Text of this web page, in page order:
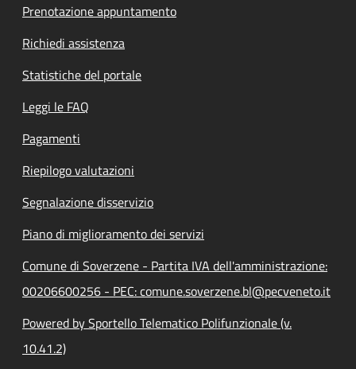
Prenotazione appuntamento
Richiedi assistenza
Statistiche del portale
Leggi le FAQ
Pagamenti
Riepilogo valutazioni
Segnalazione disservizio
Piano di miglioramento dei servizi
Comune di Soverzene - Partita IVA dell'amministrazione:
00206600256 - PEC: comune.soverzene.bl@pecveneto.it
Powered by Sportello Telematico Polifunzionale (v.
10.41.2)